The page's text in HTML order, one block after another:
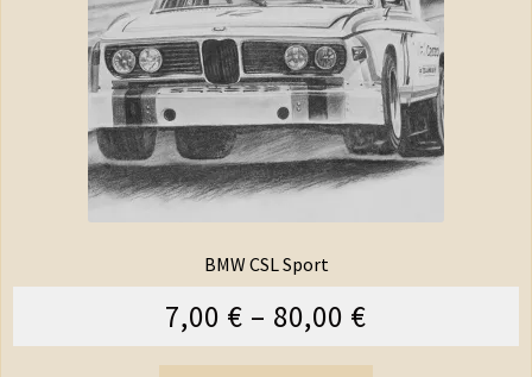
BMW CSL Sport
7,00 € – 80,00 €